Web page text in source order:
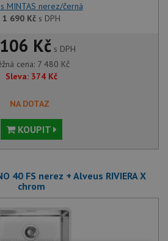
MINTAS nerez/černá
1 690 Kčs DPH
Kč s DPH
cena: 7 480 Kč
Sleva: 374 Kč
NA DOTAZ
KOUPIT
40 FS nerez + Alveus RIVIERA X
chrom